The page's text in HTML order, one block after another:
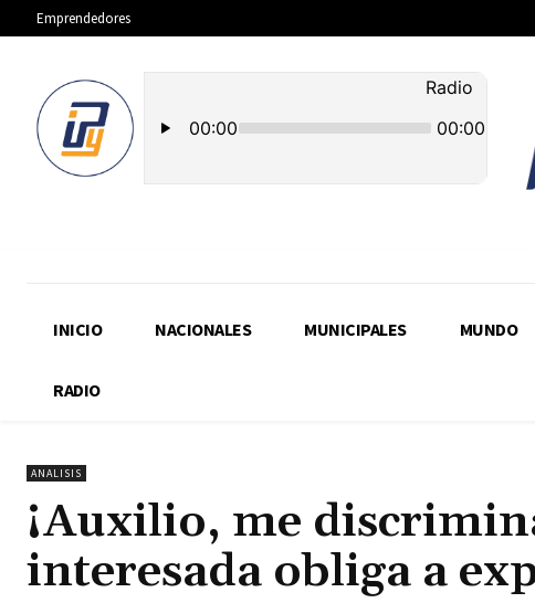
Emprendedores
INICIO NACIONALES MUNICIPALES MUNDO
RADIO
ANALISIS
¡Auxilio, me
interesada obliga a